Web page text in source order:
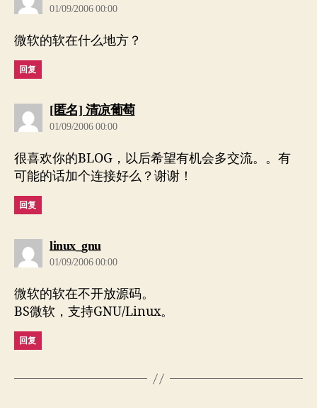
01/09/2006 00:00
微软的软在什么地方？
回复
[匿名] 清凉葡萄说：
01/09/2006 00:00
很喜欢你的BLOG，以后希望有机会多交流。。有
可能的话加个连接好么？谢谢！
回复
linux_gnu说：
01/09/2006 00:00
微软的软在不开放源码。
BS微软，支持GNU/Linux。
回复